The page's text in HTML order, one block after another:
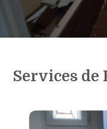
Services de